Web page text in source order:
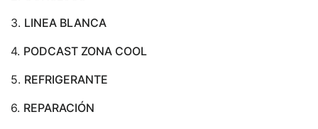
3. LINEA BLANCA
4. PODCAST ZONA COOL
5. REFRIGERANTE
6. REPARACIÓN